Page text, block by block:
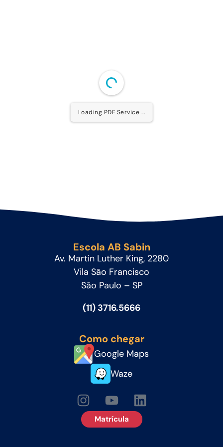
Loading PDF Service ...
Escola AB Sabin
Av. Martin Luther King, 2280
Vila São Francisco
São Paulo – SP
(11) 3716.5666
Como chegar
Google Maps
Waze
Matrícula